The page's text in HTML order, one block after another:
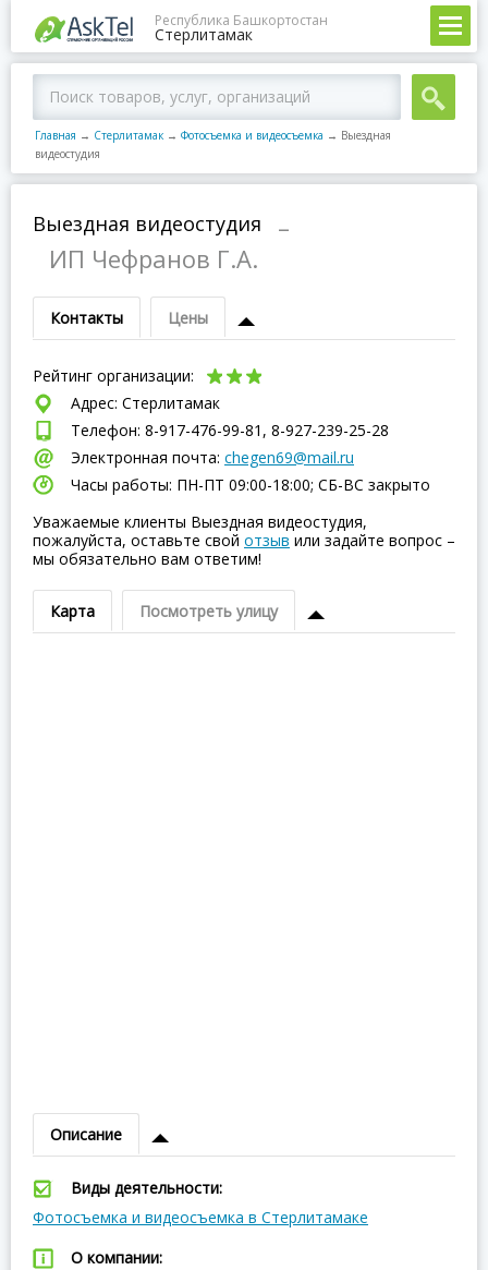
Республика Башкортостан
Стерлитамак
Главная → Стерлитамак → Фотосъемка и видеосъемка → Выездная
видеостудия
Выездная видеостудия
–
ИП Чефранов Г.А.
Контакты Цены
Рейтинг организации:
Адрес: Стерлитамак
Телефон: 8-917-476-99-81, 8-927-239-25-28
Электронная почта: chegen69@mail.ru
Часы работы: ПН-ПТ 09:00-18:00; СБ-ВC закрыто
Уважаемые клиенты Выездная видеостудия,
пожалуйста, оставьте свой отзыв или задайте вопрос –
мы обязательно вам ответим!
Карта Посмотреть улицу
Описание
Виды деятельности:
Фотосъемка и видеосъемка в Стерлитамаке
О компании: